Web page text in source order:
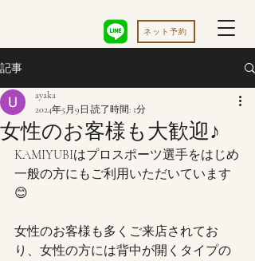
ネット予約
記事
女性のお客様も大歓迎♪
ayaka
2024年5月9日 読了時間: 1分
KAMIYUBIはプロスポーツ選手をはじめ
一般の方にもご利用いただいています
😊
女性のお客様も多くご来店されてお
り、女性の方には背中が開くタイプの